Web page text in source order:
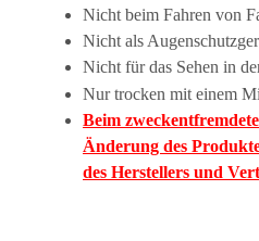
Nicht beim Fahren von
Nicht als
Nicht für das Sehen in
Nur trocken mit einem
Beim
Änderung des
des Herstellers und